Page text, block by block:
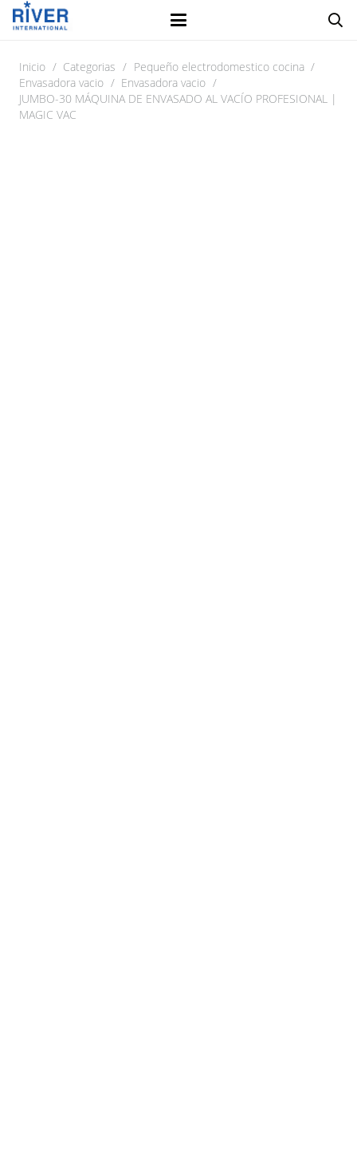
Inicio / Categorias / Pequeño electrodomestico cocina /
Envasadora vacio / Envasadora vacio /
JUMBO-30 MÁQUINA DE ENVASADO AL VACÍO PROFESIONAL |
MAGIC VAC